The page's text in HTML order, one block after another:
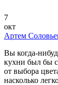
7
окт
Артем
Вы когда-
кухни был бы
от выбора
насколько